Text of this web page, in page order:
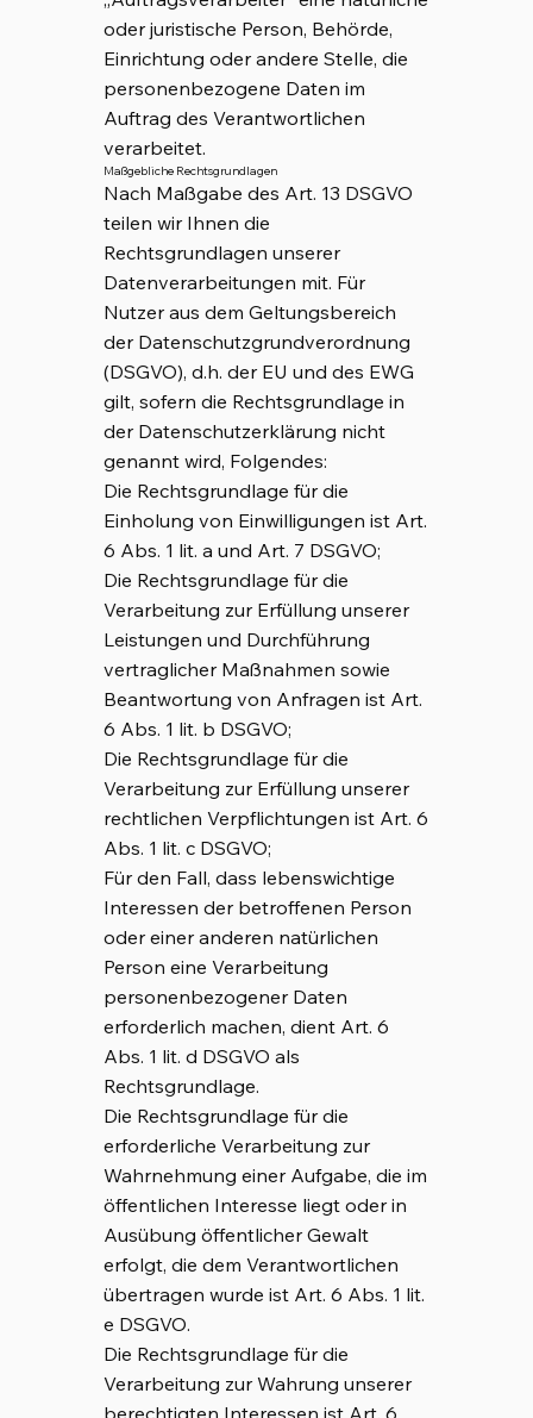
oder juristische Person, Behörde,
Einrichtung oder andere Stelle, die
personenbezogene Daten im
Auftrag des Verantwortlichen
verarbeitet.
Maßgebliche Rechtsgrundlagen
Nach Maßgabe des Art. 13 DSGVO
teilen wir Ihnen die
Rechtsgrundlagen unserer
Datenverarbeitungen mit. Für
Nutzer aus dem Geltungsbereich
der Datenschutzgrundverordnung
(DSGVO), d.h. der EU und des EWG
gilt, sofern die Rechtsgrundlage in
der Datenschutzerklärung nicht
genannt wird, Folgendes:
Die Rechtsgrundlage für die
Einholung von Einwilligungen ist Art.
6 Abs. 1 lit. a und Art. 7 DSGVO;
Die Rechtsgrundlage für die
Verarbeitung zur Erfüllung unserer
Leistungen und Durchführung
vertraglicher Maßnahmen sowie
Beantwortung von Anfragen ist Art.
6 Abs. 1 lit. b DSGVO;
Die Rechtsgrundlage für die
Verarbeitung zur Erfüllung unserer
rechtlichen Verpflichtungen ist Art. 6
Abs. 1 lit. c DSGVO;
Für den Fall, dass lebenswichtige
Interessen der betroffenen Person
oder einer anderen natürlichen
Person eine Verarbeitung
personenbezogener Daten
erforderlich machen, dient Art. 6
Abs. 1 lit. d DSGVO als
Rechtsgrundlage.
Die Rechtsgrundlage für die
erforderliche Verarbeitung zur
Wahrnehmung einer Aufgabe, die im
öffentlichen Interesse liegt oder in
Ausübung öffentlicher Gewalt
erfolgt, die dem Verantwortlichen
übertragen wurde ist Art. 6 Abs. 1 lit.
e DSGVO.
Die Rechtsgrundlage für die
Verarbeitung zur Wahrung unserer